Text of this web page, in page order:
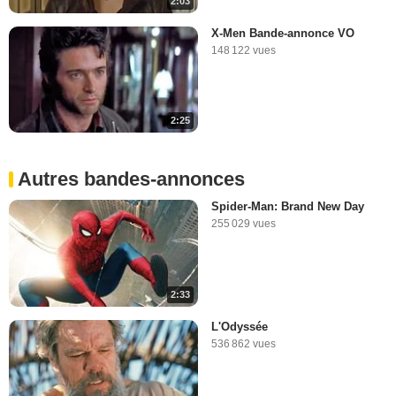
2:25
X-Men Bande-annonce VO
148 122 vues
Autres bandes-annonces
2:33
Spider-Man: Brand New Day
255 029 vues
L'Odyssée
536 862 vues